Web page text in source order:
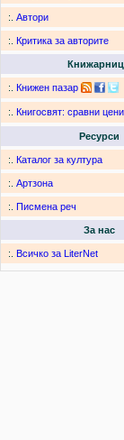
:. Автори
:. Критика за авторите
:. Книжен пазар
:. Книгосвят: сравни цени
Ресурси
:. Каталог за култура
:. Артзона
:. Писмена реч
За нас
:. Всичко за LiterNet